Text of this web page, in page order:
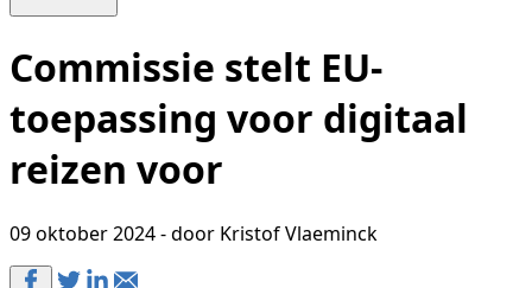
Commissie stelt EU-
toepassing voor digitaal
reizen voor
09 oktober 2024 - door Kristof Vlaeminck